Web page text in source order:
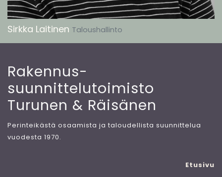
Sirkka Laitinen Taloushallinto
Rakennus-
suunnittelutoimisto
​Turunen & Räisänen
Perinteikästä osaamista ja taloudellista suunnittelua
vuodesta 1970.
Etusivu